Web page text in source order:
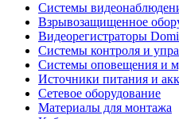
Системы
Взрывозащищенное
Видеорегистраторы
Системы контроля и
Системы оповещения и
Источники питания и
Сетевое оборудование
Материалы для монтажа